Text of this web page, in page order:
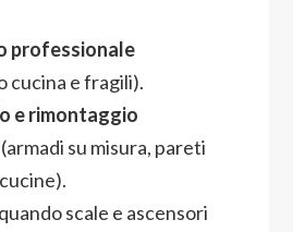
professionale
cucina e fragili).
e rimontaggio
(armadi su misura, pareti
quando scale e ascensori